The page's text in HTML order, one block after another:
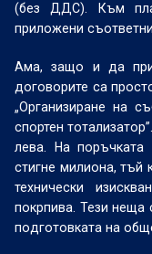
(без ДДС). Към
приложени
Ама, защо и да
договорите са
„Организиране на
спортен
лева. На поръчката
стигне милиона, тъй
технически
покрпива. Тези неща
подготовката на